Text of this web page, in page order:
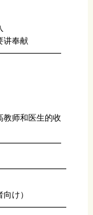
讲奉献
教师和医生的收
け）